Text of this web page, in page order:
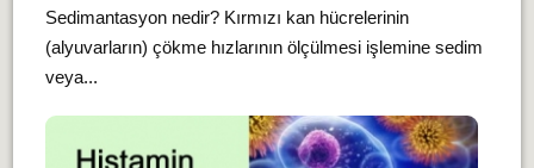
Sedimantasyon nedir? Kırmızı kan hücrelerinin
(alyuvarların) çökme hızlarının ölçülmesi işlemine sedim
veya...